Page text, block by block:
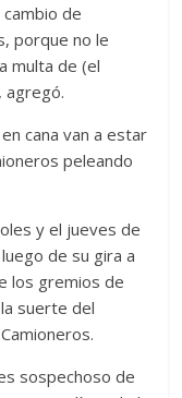
de
porque no le
multa de (el
agregó.
cana van a estar
peleando
y el jueves de
de su gira a
los gremios de
suerte del
sospechoso de